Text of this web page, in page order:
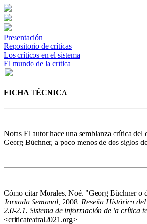
Presentación
Repositorio de críticas
Los críticos en el sistema
El mundo de la crítica
FICHA TÉCNICA
Notas El autor hace una semblanza crítica del
Georg Büchner, a poco menos de dos siglos
Cómo citarMorales, Noé. "Georg Büchner o
Jornada Semanal, 2008. Reseña Histórica
2.0-2.1. Sistema de información de la crítica
<criticateatral2021.org>